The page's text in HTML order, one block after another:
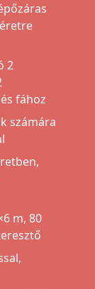
2
fához
számára
m, 80